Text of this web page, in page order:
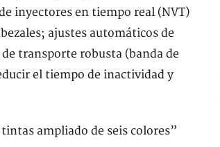
inyectores en tiempo real (NVT)
ajustes automáticos de
transporte robusta (banda de
el tiempo de inactividad y